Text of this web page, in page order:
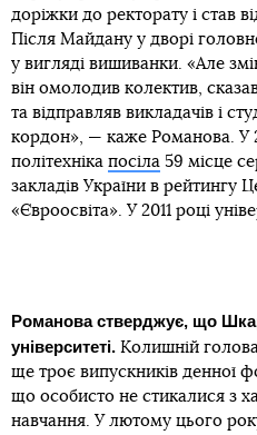
доріжки до ректорату і став
Після Майдану у дворі
у вигляді вишиванки. «Але
він омолодив колектив,
та відправляв викладачів і
кордон», — каже Романова. У
політехніка посіла 59 місце
закладів України в рейтингу
«Євроосвіта». У 2011 році
Романова стверджує, що
університеті. Колишній
ще троє випускників денної
що особисто не стикалися з
навчання. У лютому цього